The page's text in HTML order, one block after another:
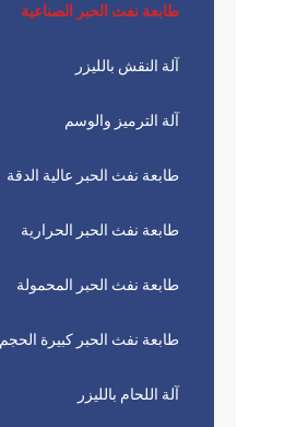
طابعة نفث الحبر الصناعية
آلة النقش بالليزر
آلة الترميز والوسم
طابعة نفث الحبر عالية الدقة
طابعة نفث الحبر الحرارية
طابعة نفث الحبر المحمولة
طابعة نفث الحبر كبيرة الحجم
آلة اللحام بالليزر